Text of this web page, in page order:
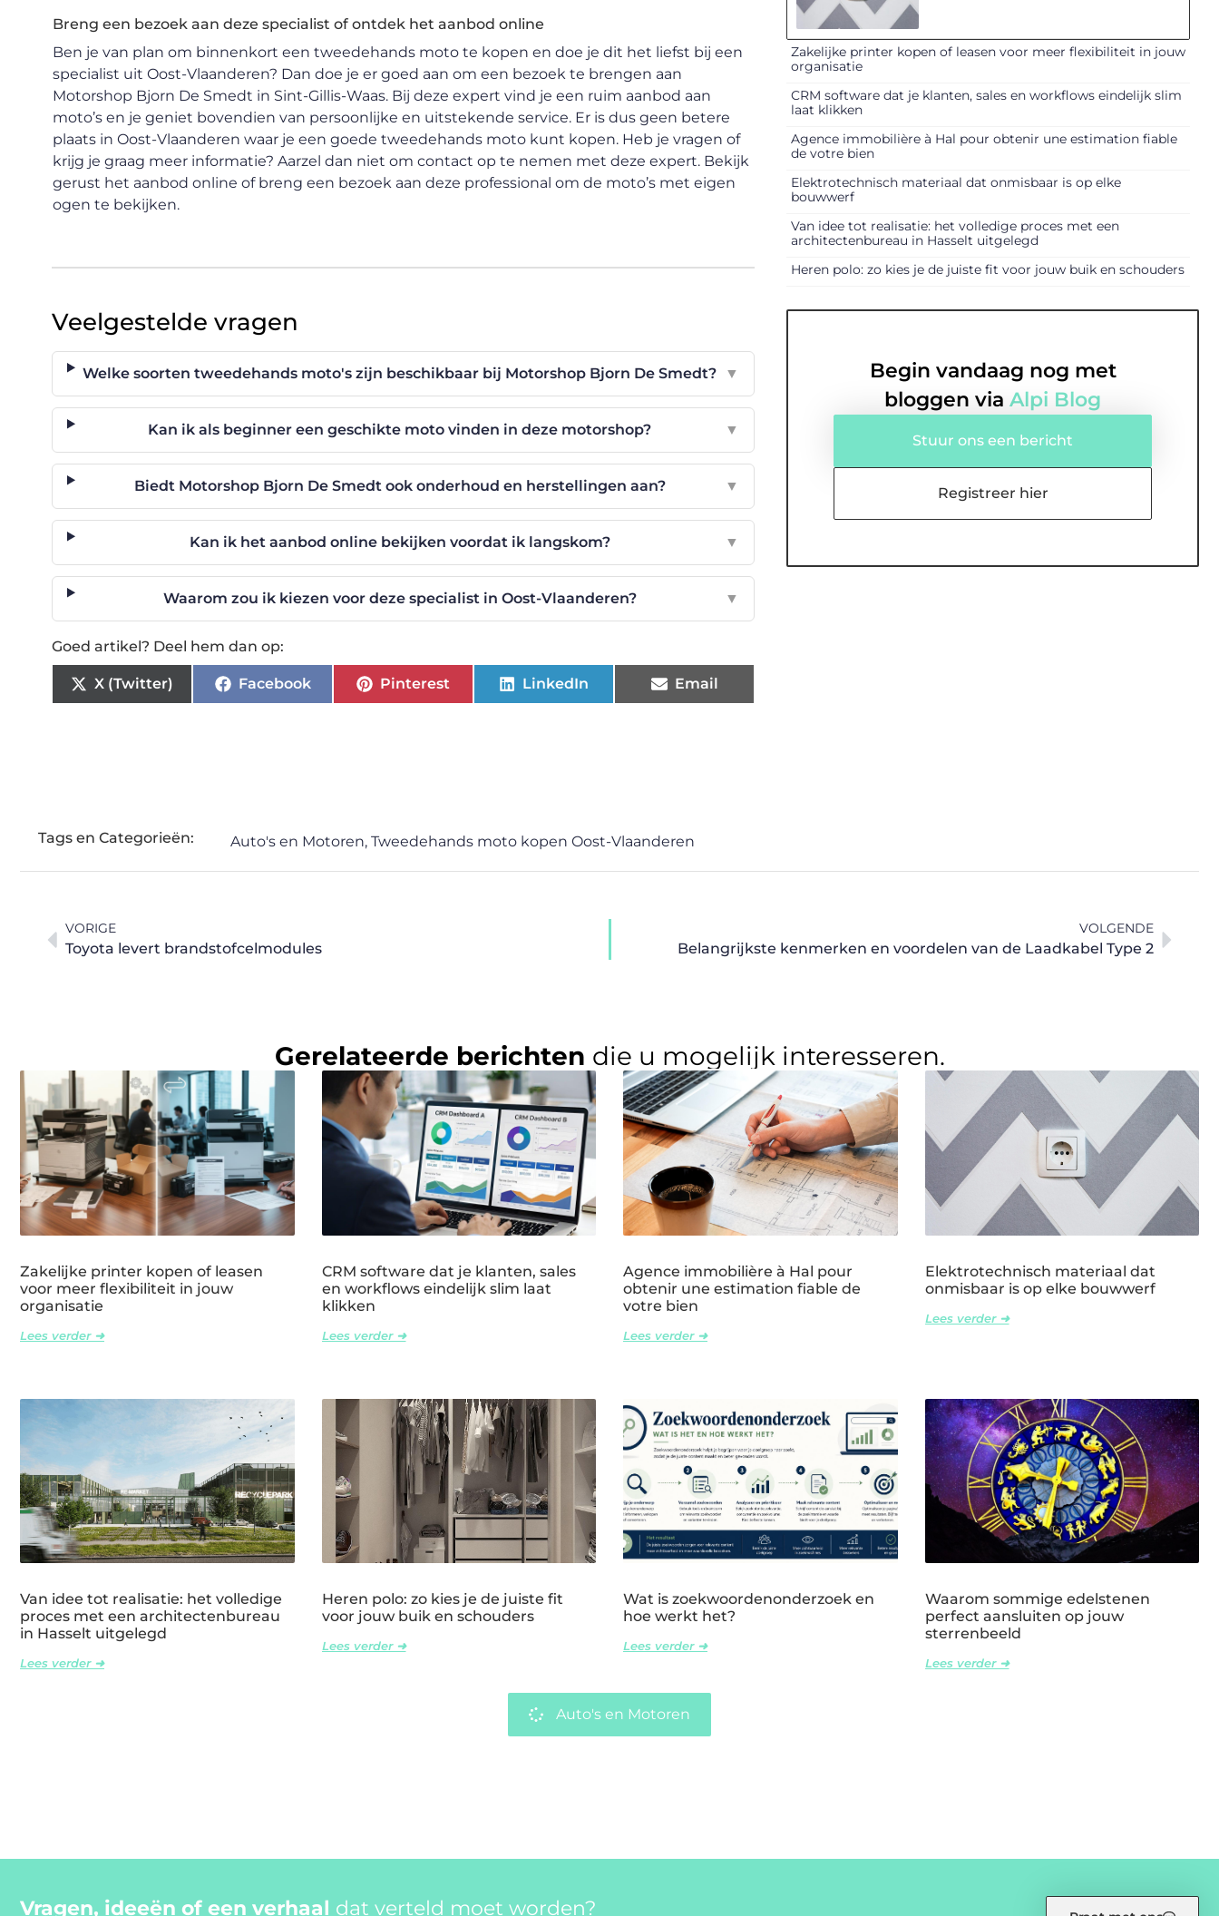
Breng een bezoek aan deze specialist of ontdek het aanbod online
Ben je van plan om binnenkort een tweedehands moto te kopen en doe je dit het liefst bij een
specialist uit Oost-Vlaanderen? Dan doe je er goed aan om een bezoek te brengen aan
Motorshop Bjorn De Smedt in Sint-Gillis-Waas. Bij deze expert vind je een ruim aanbod aan
moto’s en je geniet bovendien van persoonlijke en uitstekende service. Er is dus geen betere
plaats in Oost-Vlaanderen waar je een goede tweedehands moto kunt kopen. Heb je vragen of
krijg je graag meer informatie? Aarzel dan niet om contact op te nemen met deze expert. Bekijk
gerust het aanbod online of breng een bezoek aan deze professional om de moto’s met eigen
ogen te bekijken.
Veelgestelde vragen
Welke soorten tweedehands moto's zijn beschikbaar bij Motorshop Bjorn De Smedt? ▼
Kan ik als beginner een geschikte moto vinden in deze motorshop? ▼
Biedt Motorshop Bjorn De Smedt ook onderhoud en herstellingen aan? ▼
Kan ik het aanbod online bekijken voordat ik langskom? ▼
Waarom zou ik kiezen voor deze specialist in Oost-Vlaanderen? ▼
Goed artikel? Deel hem dan op:
X (Twitter) Facebook Pinterest LinkedIn Email
Zakelijke printer kopen of leasen voor meer flexibiliteit in jouw
organisatie
CRM software dat je klanten, sales en workflows eindelijk slim
laat klikken
Agence immobilière à Hal pour obtenir une estimation fiable
de votre bien
Elektrotechnisch materiaal dat onmisbaar is op elke
bouwwerf
Van idee tot realisatie: het volledige proces met een
architectenbureau in Hasselt uitgelegd
Heren polo: zo kies je de juiste fit voor jouw buik en schouders
Begin vandaag nog met
bloggen via Alpi Blog
Stuur ons een bericht
Registreer hier
Tags en Categorieën: Auto's en Motoren, Tweedehands moto kopen Oost-Vlaanderen
VORIGE
Toyota levert brandstofcelmodules
VOLGENDE
Belangrijkste kenmerken en voordelen van de Laadkabel Type 2
Gerelateerde berichten die u mogelijk interesseren.
Zakelijke printer kopen of leasen
voor meer flexibiliteit in jouw
organisatie
Lees verder ➜
CRM software dat je klanten, sales
en workflows eindelijk slim laat
klikken
Lees verder ➜
Agence immobilière à Hal pour
obtenir une estimation fiable de
votre bien
Lees verder ➜
Elektrotechnisch materiaal dat
onmisbaar is op elke bouwwerf
Lees verder ➜
Van idee tot realisatie: het volledige
proces met een architectenbureau
in Hasselt uitgelegd
Lees verder ➜
Heren polo: zo kies je de juiste fit
voor jouw buik en schouders
Lees verder ➜
Wat is zoekwoordenonderzoek en
hoe werkt het?
Lees verder ➜
Waarom sommige edelstenen
perfect aansluiten op jouw
sterrenbeeld
Lees verder ➜
Auto's en Motoren
Vragen, ideeën of een verhaal dat verteld moet worden?